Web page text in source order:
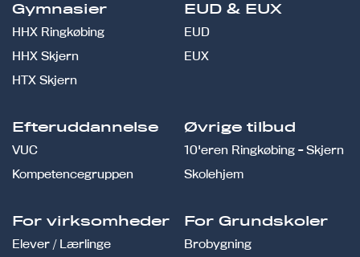
Gymnasier
HHX Ringkøbing
HHX Skjern
HTX Skjern
EUD & EUX
EUD
EUX
Efteruddannelse
VUC
Kompetencegruppen
Øvrige tilbud
10'eren Ringkøbing - Skjern
Skolehjem
For virksomheder
Elever / Lærlinge
For Grundskoler
Brobygning